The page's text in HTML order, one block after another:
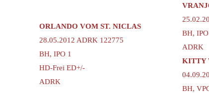
ORLANDO VOM ST. NICLAS
28.05.2012 ADRK 122775
BH, IPO 1
HD-Frei ED+/-
ADRK
BH,
ADRK
KITTY
BH,